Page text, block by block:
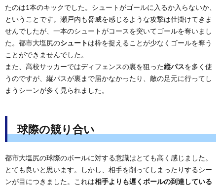
たのは1本のキックでした。シュートがゴールに入るか入らないか、
ということです。瀬戸内も脅威を感じるような攻撃は仕掛けてきま
せんでしたが、一本のシュートがコースを突いてゴールを奪いまし
た。都市大塩尻のシュートは枠を捉えることが少なくゴールを奪う
ことができませんでした。
また、高校サッカーではディフェンスの裏を狙った縦パスを多く使
うのですが、縦パスが裏まで届かなかったり、敵の足元に行ってし
まうシーンが多く見られました。
球際の競り合い
都市大塩尻の球際のボールに対する意識はとても高く感じました。
とても良いと思います。しかし、相手を削ってしまったりするシー
ンが目につきました。これは相手よりも遅くボールの到達している